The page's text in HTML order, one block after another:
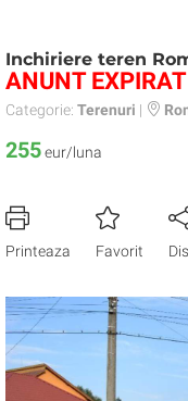
Inchiriere teren
ANUNT EXPIRAT
Categorie: Terenuri |
255eur/luna
Printeaza Favorit